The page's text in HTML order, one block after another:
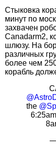
Стыковка
минут по
захвачен
Canadarm2,
шлюзу. На
различных
более чем
корабль
the
—